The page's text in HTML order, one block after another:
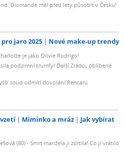
Diomande měl před lety působit v Česku!
jaro 2025 Nové make-up trendy
je jako Olivie Rodrigo!
podzimní trumfy! Další Zrádci, oblíbené
soud odmítl dovolání Rencaru
Miminko a mráz
Jak vybírat
(80) - Smrt manžela ji zdrtila! Co jí vrátilo